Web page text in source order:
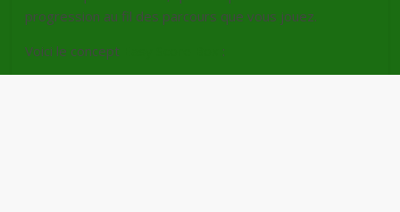
progression au fil des parcours que vous jouez.
Voici le concept
: